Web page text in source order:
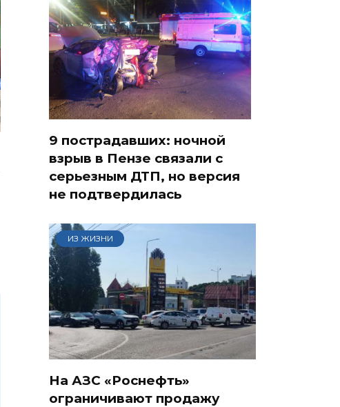
9 пострадавших: ночной
взрыв в Пензе связали с
серьезным ДТП, но версия
не подтвердилась
ИЗ ЖИЗНИ
На АЗС «Роснефть»
ограничивают продажу